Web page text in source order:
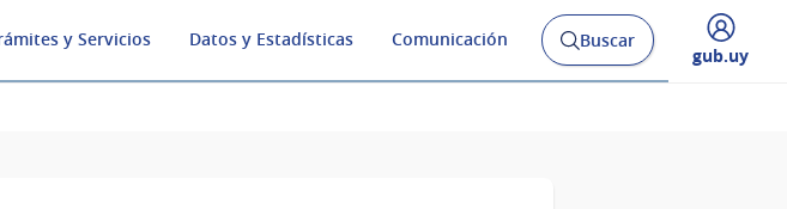
y Servicios Datos y Estadísticas Comunicación
Abrir
buscador
Buscar
Desplegar
gub.uy